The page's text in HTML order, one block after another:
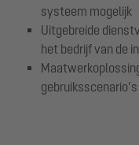
systeem mogelijk
Uitgebreide
het bedrijf van de
gebruiksscenario’s